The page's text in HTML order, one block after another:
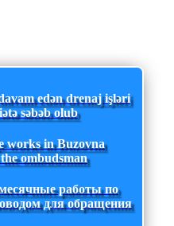
edən drenaj işləri
səbəb olub
works in Buzovna
ombudsman
работы по
для обращения